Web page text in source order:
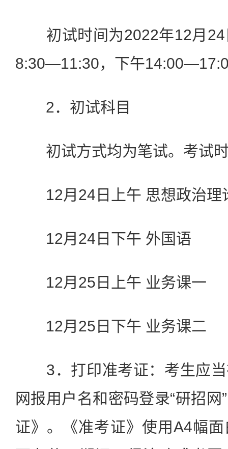
初试时间为2022年12月24
8:30—11:30，下午
2．初试科目
初试方式均为笔试。考试时
12月24日上午 思想政治理
12月24日下午 外国语
12月25日上午 业务课一
12月25日下午 业务课二
3．打印准考证：考生应当
网报用户名和密码登录“研招
证》。《准考证》使用A4幅